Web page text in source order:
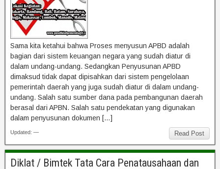
Sama kita ketahui bahwa Proses menyusun APBD adalah
bagian dari sistem keuangan negara yang sudah diatur di
dalam undang-undang. Sedangkan Penyusunan APBD
dimaksud tidak dapat dipisahkan dari sistem pengelolaan
pemerintah daerah yang juga sudah diatur di dalam undang-
undang. Salah satu sumber dana pada pembangunan daerah
berasal dari APBN. Salah satu pendekatan yang digunakan
dalam penyusunan dokumen […]
Read Post
Updated: —
Diklat / Bimtek Tata Cara Penatausahaan dan